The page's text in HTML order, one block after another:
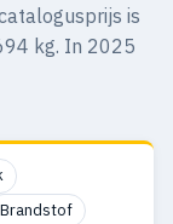
is
kg. In 2025
Brandstof